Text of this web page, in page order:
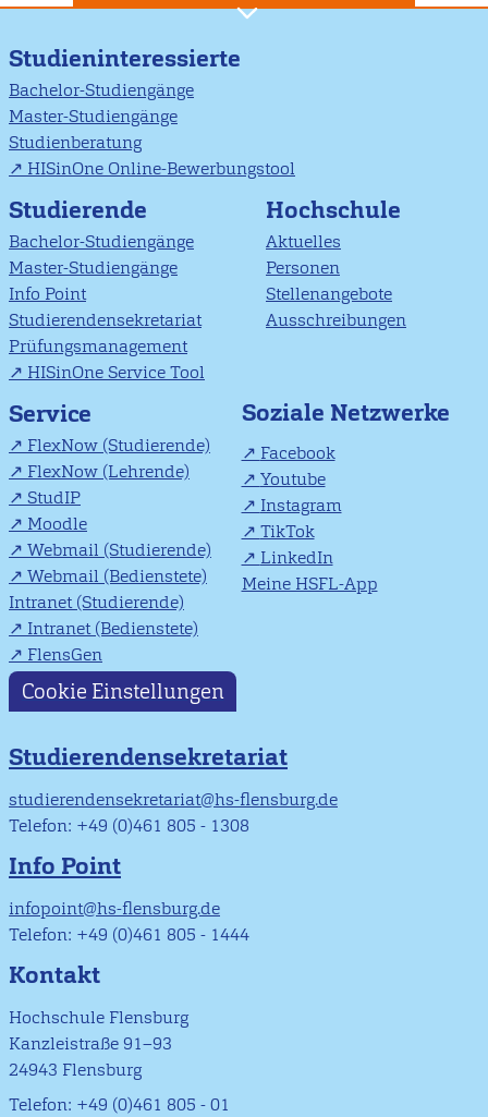
Studieninteressierte
Bachelor-Studiengänge
Master-Studiengänge
Studienberatung
HISinOne Online-Bewerbungstool
Studierende
Bachelor-Studiengänge
Master-Studiengänge
Info Point
Studierendensekretariat
Prüfungsmanagement
HISinOne Service Tool
Hochschule
Aktuelles
Personen
Stellenangebote
Ausschreibungen
Service
FlexNow (Studierende)
FlexNow (Lehrende)
StudIP
Moodle
Webmail (Studierende)
Webmail (Bedienstete)
Intranet (Studierende)
Intranet (Bedienstete)
FlensGen
Soziale Netzwerke
Facebook
Youtube
Instagram
TikTok
LinkedIn
Meine HSFL-App
Cookie Einstellungen
Studierendensekretariat
studierendensekretariat@hs-flensburg.de
Telefon: +49 (0)461 805 - 1308
Info Point
infopoint@hs-flensburg.de
Telefon: +49 (0)461 805 - 1444
Kontakt
Hochschule Flensburg
Kanzleistraße 91–93
24943 Flensburg
Telefon: +49 (0)461 805 - 01